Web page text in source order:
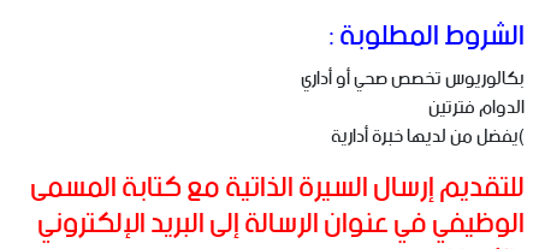
الشروط المطلوبة :
بكالوريوس تخصص صحي أو أداري
الدوام فترتين
)يفضل من لديها خبرة أدارية
للتقديم إرسال السيرة الذاتية مع كتابة المسمى
الوظيفي في عنوان الرسالة إلى البريد الإلكتروني